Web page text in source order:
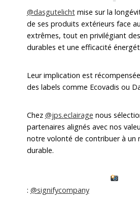
@dasgutelichtmise sur la
de ses produits extérieurs face
extrêmes, tout en privilégiant
durables et une efficacité
Leur implication est
des labels comme Ecovadis ou
Chez @jps.eclairage nous
partenaires alignés avec nos
notre volonté de contribuer à un
durable.
: @signifycompany